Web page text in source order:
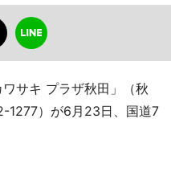
サキ プラザ秋田」（秋
1277）が6月23日、国道7